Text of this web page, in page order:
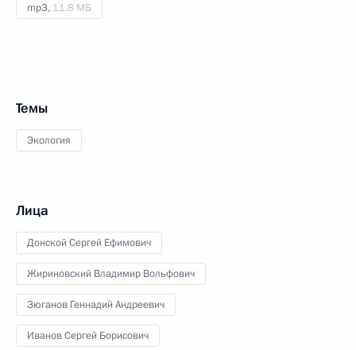
mp3, 11.8 МБ
Темы
Экология
Лица
Донской Сергей Ефимович
Жириновский Владимир Вольфович
Зюганов Геннадий Андреевич
Иванов Сергей Борисович